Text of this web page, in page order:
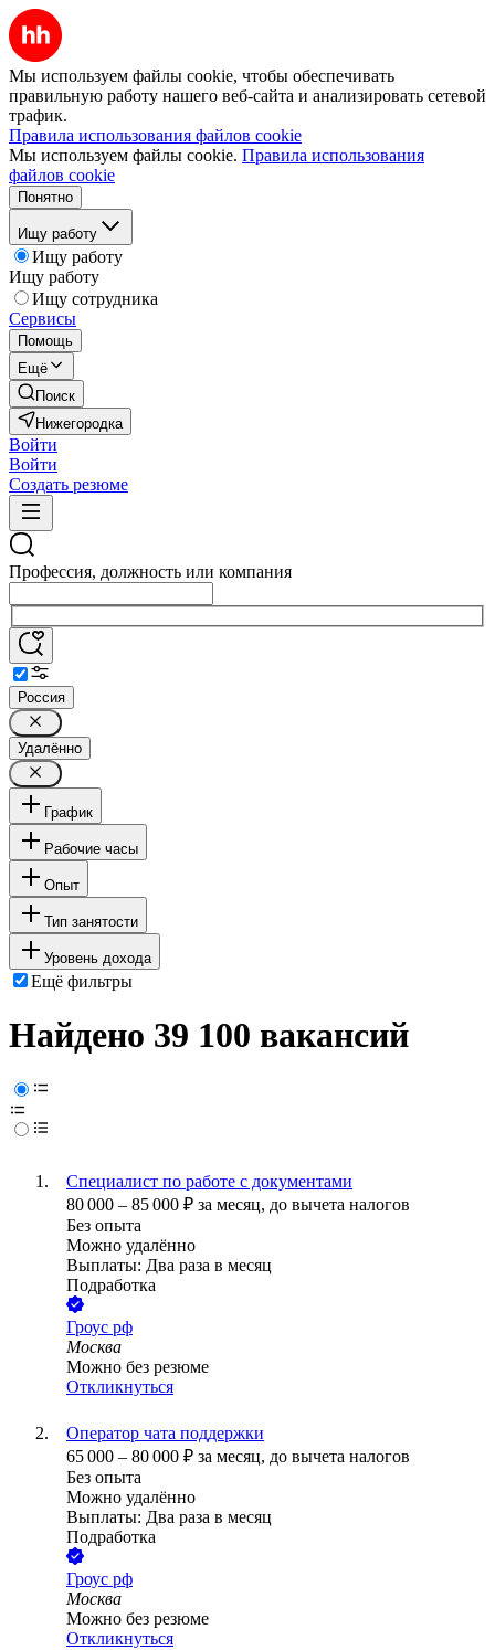
Мы используем файлы cookie, чтобы обеспечивать
правильную работу нашего веб-сайта и анализировать сетевой
трафик.
Правила использования файлов cookie
Мы используем файлы cookie. Правила использования
файлов cookie
Понятно
Ищу работу
Ищу работу
Ищу работу
Ищу сотрудника
Сервисы
Помощь
Ещё
Поиск
Нижегородка
Войти
Войти
Создать резюме
Профессия, должность или компания
Россия
Удалённо
График
Рабочие часы
Опыт
Тип занятости
Уровень дохода
Ещё фильтры
Найдено 39 100 вакансий
Специалист по работе с документами
80 000 – 85 000 ₽ за месяц, до вычета налогов
Без опыта
Можно удалённо
Выплаты: Два раза в месяц
Подработка
Гроус рф
Москва
Можно без резюме
Откликнуться
Оператор чата поддержки
65 000 – 80 000 ₽ за месяц, до вычета налогов
Без опыта
Можно удалённо
Выплаты: Два раза в месяц
Подработка
Гроус рф
Москва
Можно без резюме
Откликнуться